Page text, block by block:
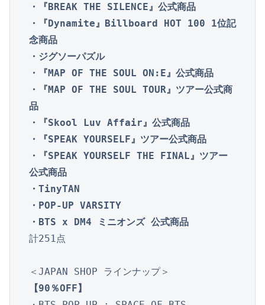
・『BREAK THE SILENCE』公式商品
・『Dynamite』Billboard HOT 100 1位記
念商品
・ジグソーパズル
・『MAP OF THE SOUL ON:E』公式商品
・『MAP OF THE SOUL TOUR』ツアー公式商
品
・『Skool Luv Affair』公式商品
・『SPEAK YOURSELF』ツアー公式商品
・『SPEAK YOURSELF THE FINAL』ツアー
公式商品
・TinyTAN
・POP-UP VARSITY
計251点
【90％OFF】